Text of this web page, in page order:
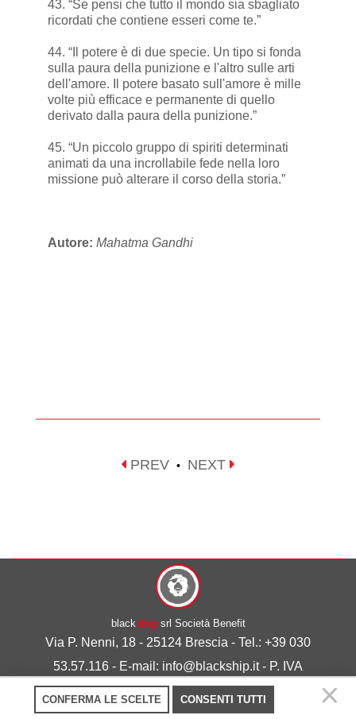
43. “Se pensi che tutto il mondo sia sbagliato
ricordati che contiene esseri come te.”
44. “Il potere è di due specie. Un tipo si fonda
sulla paura della punizione e l'altro sulle arti
dell'amore. Il potere basato sull'amore è mille
volte più efficace e permanente di quello
derivato dalla paura della punizione.”
45. “Un piccolo gruppo di spiriti determinati
animati da una incrollabile fede nella loro
missione può alterare il corso della storia.”
Autore: Mahatma Gandhi
PREV • NEXT
blackshipsrl Società Benefit
Via P. Nenni, 18 - 25124 Brescia - Tel.: +39 030
53.57.116 - E-mail: info@blackship.it - P. IVA
03492980986
Privacy policy-Cookie policy
CONFERMA LE SCELTE CONSENTI TUTTI